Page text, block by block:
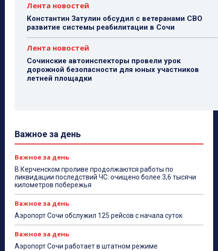
Лента новостей
Константин Затулин обсудил с ветеранами СВО
развитие системы реабилитации в Сочи
Лента новостей
Сочинские автоинспекторы провели урок
дорожной безопасности для юных участников
летней площадки
Важное за день
Важное за день
В Керченском проливе продолжаются работы по
ликвидации последствий ЧС: очищено более 3,6 тысячи
километров побережья
Важное за день
Аэропорт Сочи обслужил 125 рейсов с начала суток
Важное за день
Аэропорт Сочи работает в штатном режиме